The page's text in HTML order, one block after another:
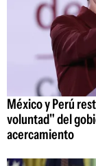
México y Perú
voluntad" del
acercamiento